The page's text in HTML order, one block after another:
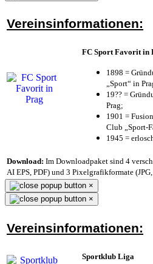
Vereinsinformationen:
FC Sport Favorit in
1898 =
„Sport“ in
19?? =
Prag;
1901 =
Club „Sport-
1945 =
Download: Im Downloadpaket sind 4
AI EPS, PDF) und 3 Pixelgrafikformate
×
×
Vereinsinformationen:
Sportklub Liga